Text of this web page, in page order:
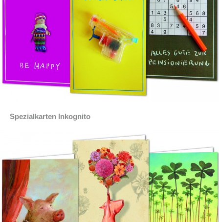
Spezialkarten Inkognito